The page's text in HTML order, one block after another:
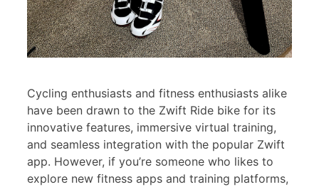
Cycling enthusiasts and fitness enthusiasts alike
have been drawn to the Zwift Ride bike for its
innovative features, immersive virtual training,
and seamless integration with the popular Zwift
app. However, if you’re someone who likes to
explore new fitness apps and training platforms,